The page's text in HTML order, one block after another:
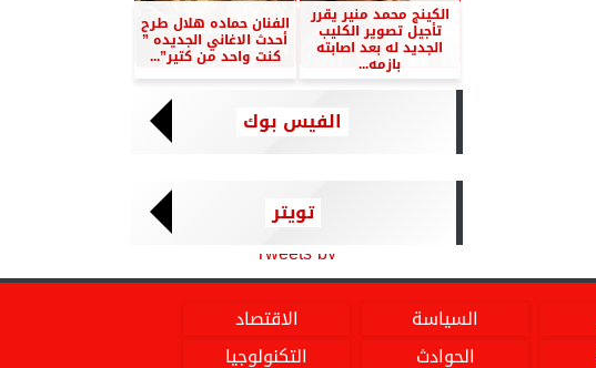
الكينج محمد منير يقرر
تأجيل تصوير الكليب
الجديد له بعد اصابته
بازمه...
الفنان حماده هلال طرح
أحدث الاغاني الجديده ”
كنت واحد من كتير”...
الفيس بوك
تويتر
Tweets by
السياسة
الاقتصاد
الحوادث التكنولوجيا